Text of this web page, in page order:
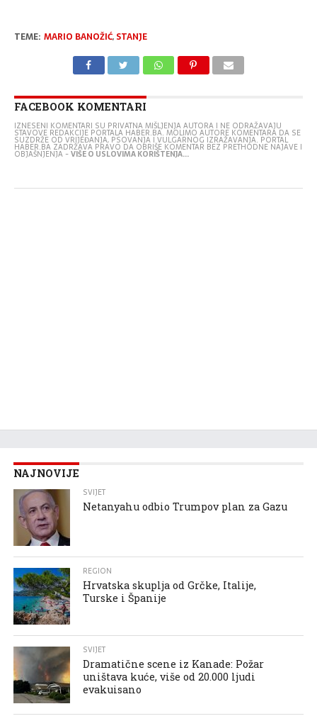
TEME: MARIO BANOŽIĆ, STANJE
FACEBOOK KOMENTARI
IZNESENI KOMENTARI SU PRIVATNA MIŠLJENJA AUTORA I NE ODRAŽAVAJU
STAVOVE REDAKCIJE PORTALA HABER.BA. MOLIMO AUTORE KOMENTARA DA SE
SUZDRŽE OD VRIJEĐANJA, PSOVANJA I VULGARNOG IZRAŽAVANJA. PORTAL
HABER.BA ZADRŽAVA PRAVO DA OBRIŠE KOMENTAR BEZ PRETHODNE NAJAVE I
OBJAŠNJENJA -VIŠE O USLOVIMA KORIŠTENJA...
NAJNOVIJE
SVIJET
Netanyahu odbio Trumpov plan za Gazu
REGION
Hrvatska skuplja od Grčke, Italije,
Turske i Španije
SVIJET
Dramatične scene iz Kanade: Požar
uništava kuće, više od 20.000 ljudi
evakuisano